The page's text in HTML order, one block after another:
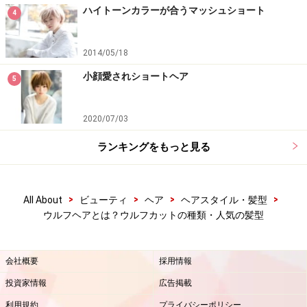
前髪をゆるふわセンターパートに！イメージを変える前
髪の作り方
オン眉前髪で印象チェンジ！伸ばしかけミディアムもお
しゃれに
黒髪ボブの「重い」印象をゆるヘアパーマで解消するポ
イント
Amazonで人気のヘアケア用品をチェック！
4 ハイトーンカラーが合うマッシュショート
2014/05/18
5 小顔愛されショートヘア
2020/07/03
ランキングをもっと見る
All About > ビューティ > ヘア > ヘアスタイル・髪型
>
ウルフヘアとは？ウルフカットの種類・人気の髪型
会社概要 採用情報
投資家情報 広告掲載
利用規約 プライバシーポリシー